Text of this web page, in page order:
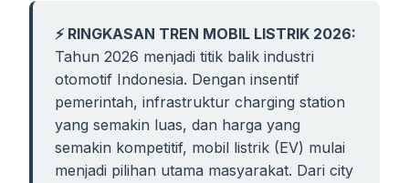
⚡ RINGKASAN TREN MOBIL LISTRIK 2026:
Tahun 2026 menjadi titik balik industri
otomotif Indonesia. Dengan insentif
pemerintah, infrastruktur charging station
yang semakin luas, dan harga yang
semakin kompetitif, mobil listrik (EV) mulai
menjadi pilihan utama masyarakat. Dari city